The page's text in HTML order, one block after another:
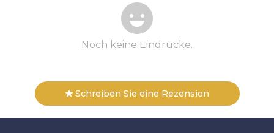
Noch keine Eindrücke.
Schreiben Sie eine Rezension